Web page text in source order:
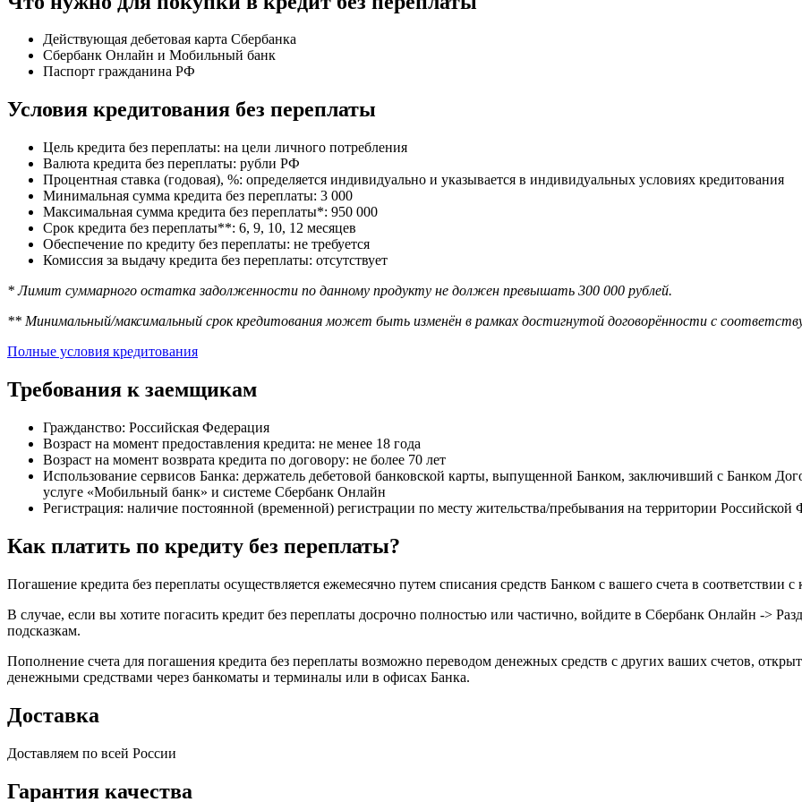
Действующая дебетовая карта Сбербанка
Сбербанк Онлайн и Мобильный банк
Паспорт гражданина РФ
Условия кредитования без переплаты
Цель кредита без переплаты: на цели личного потребления
Валюта кредита без переплаты: рубли РФ
Процентная ставка (годовая), %: определяется индивидуально и указывается в индивидуальных условиях кредитования
Минимальная сумма кредита без переплаты: 3 000
Максимальная сумма кредита без переплаты*: 950 000
Срок кредита без переплаты**: 6, 9, 10, 12 месяцев
Обеспечение по кредиту без переплаты: не требуется
Комиссия за выдачу кредита без переплаты: отсутствует
* Лимит суммарного остатка задолженности по данному продукту не должен превышать 300 000 рублей.
** Минимальный/максимальный срок кредитования может быть изменён в рамках достигнутой договорённости с
Полные условия кредитования
Требования к заемщикам
Гражданство: Российская Федерация
Возраст на момент предоставления кредита: не менее 18 года
Возраст на момент возврата кредита по договору: не более 70 лет
Использование сервисов Банка: держатель дебетовой банковской карты, выпущенной Банком, заключивший с Банком
услуге «Мобильный банк» и системе Сбербанк Онлайн
Регистрация: наличие постоянной (временной) регистрации по месту жительства/пребывания на территории Российской
Как платить по кредиту без переплаты?
Погашение кредита без переплаты осуществляется ежемесячно путем списания средств Банком с вашего счета в соответствии
В случае, если вы хотите погасить кредит без переплаты досрочно полностью или частично, войдите в Сбербанк Онлайн ->
подсказкам.
Пополнение счета для погашения кредита без переплаты возможно переводом денежных средств с других ваших счетов,
денежными средствами через банкоматы и терминалы или в офисах Банка.
Доставка
Доставляем по всей России
Гарантия качества